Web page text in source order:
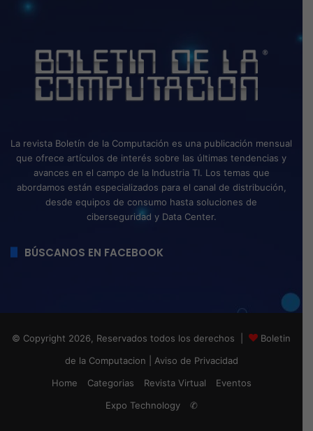
La revista Boletín de la Computación es una publicación mensual
que ofrece artículos de interés sobre las últimas tendencias y
avances en el campo de la Industria TI. Los temas que
abordamos están especializados para el canal de distribución,
desde equipos de consumo hasta soluciones de
ciberseguridad y Data Center.
BÚSCANOS EN FACEBOOK
© Copyright 2026, Reservados todos los derechos |
Boletin
de la Computacion
Aviso de Privacidad
Home
Categorias Revista Virtual
Eventos
Expo Technology
✆